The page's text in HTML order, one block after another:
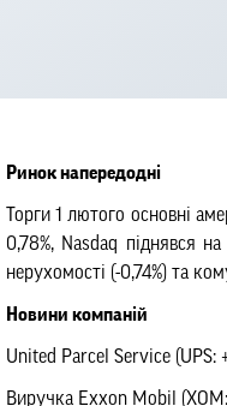
Ринок напередодні
Торги 1 лютого основні
0,78%, Nasdaq піднявся
нерухомості (-0,74%) та
Новини компаній
United Parcel Service (UPS:
Виручка Exxon Mobil (XOM: